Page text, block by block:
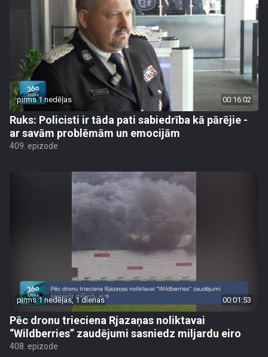
pirms 1 nedēļas 00:16:02
Ruks: Policisti ir tāda pati sabiedrība kā pārējie -
ar savām problēmām un emocijām
409. epizode
pirms 1 nedēļas, 1 dienas 00:01:53
Pēc dronu trieciena Rjazaņas noliktavai
“Wildberries” zaudējumi sasniedz miljardu eiro
408. epizode